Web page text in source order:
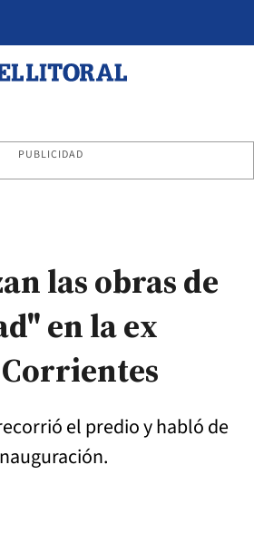
PUBLICIDAD
las obras de
en la ex
el predio y habló de